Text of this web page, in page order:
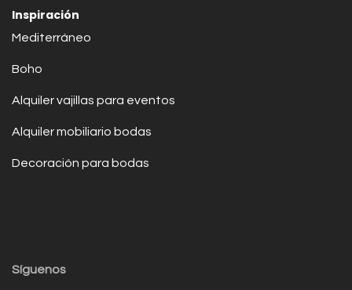
Inspiración
Mediterráneo
Boho
Alquiler vajillas para eventos
Alquiler mobiliario bodas
Decoración para bodas
Síguenos